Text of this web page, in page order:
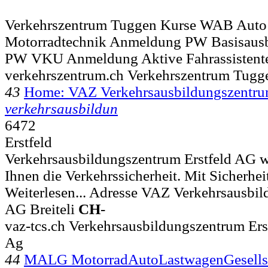
Verkehrszentrum Tuggen Kurse WAB
Motorradtechnik Anmeldung PW
PW VKU Anmeldung Aktive
verkehrszentrum.ch Verkehrszentrum
43 Home: VAZ
verkehrsausbildun
6472
Erstfeld
Verkehrsausbildungszentrum Erstfeld AG
Ihnen die Verkehrssicherheit. Mit
Weiterlesen... Adresse VAZ
AG Breiteli CH-
vaz-tcs.ch Verkehrsausbildungszentrum
Ag
44 MALG